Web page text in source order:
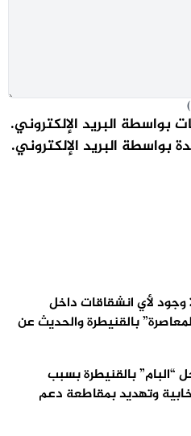
بواسطة البريد الإلكتروني.
بواسطة البريد الإلكتروني.
وجود لأي انشقاقات داخل
بالقنيطرة والحديث عن
“البام” بالقنيطرة بسبب
وتهديد بمقاطعة دعم